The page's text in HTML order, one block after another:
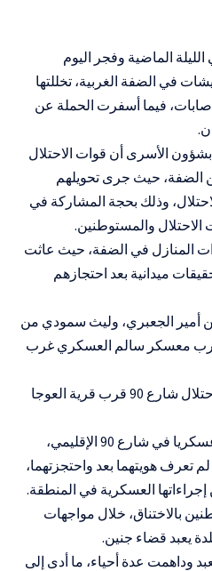
الماضية وفجر اليوم
في الضفة الغربية، تخللتها
فيما أسفرت الحملة عن
الأسرى أن قوات الاحتلال
الضفة، حيث جرى تحويلهم
وذلك بحجة المشاركة في
والمستوطنين.
المنازل في الضفة، حيث عاثت
ميدانية بعد احتجازهم
أمير الجعبري، وليث سمودي من
قرب معسكر سالم العسكري غرب
يأتي ذلك، فيما أغلقت قوات الاحتلال شارع 90 قرب قرية العوجا
ونصبت قوات الاحتلال حاجزا عسكريا في شارع 90 الإقليمي،
تعرف هويتهما بعد واحتجزتهما،
العسكرية في المنطقة.
بالاختناق، خلال مواجهات
يعبد قضاء جنين.
وداهمت عدة أحياء، ما أدى إلى